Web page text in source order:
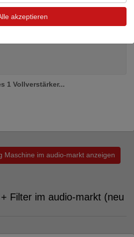
1 Vollverstärker...
Maschine im audio-markt anzeigen
Filter im audio-markt (neu
akzeptieren